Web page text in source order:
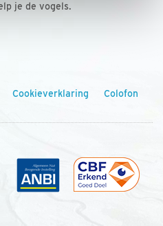
je de vogels.
Cookieverklaring Colofon